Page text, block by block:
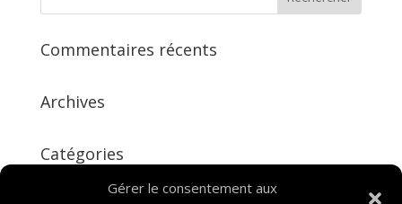
Gérer le consentement aux
Commentaires récents
Archives
Catégories
Aucune catégorie